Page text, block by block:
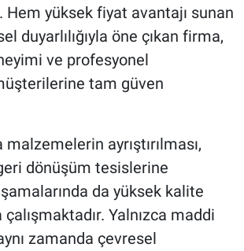
Hem yüksek fiyat avantajı sunan
duyarlılığıyla öne çıkan firma,
ve profesyonel
tam güven
malzemelerin ayrıştırılması,
dönüşüm tesislerine
da yüksek kalite
Yalnızca maddi
zamanda çevresel